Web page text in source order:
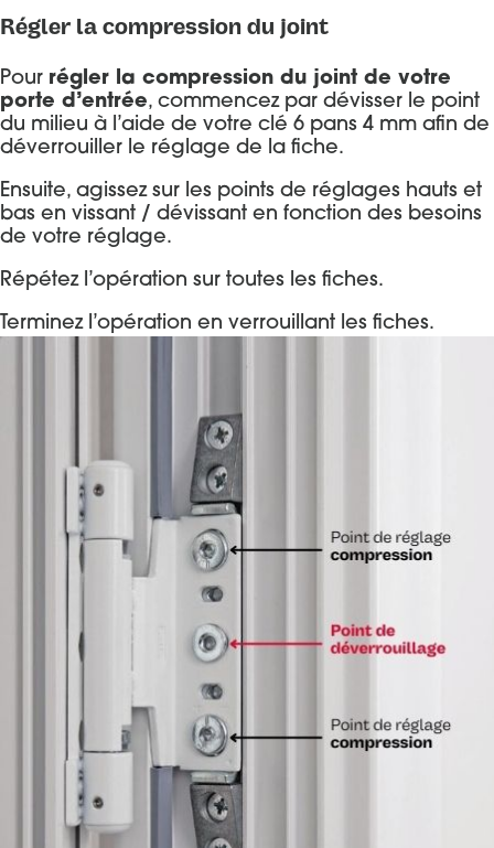
Régler la compression du joint
Pour régler la compression du joint de votre
porte d’entrée, commencez par dévisser le point
du milieu à l’aide de votre clé 6 pans 4 mm afin de
déverrouiller le réglage de la fiche.
Ensuite, agissez sur les points de réglages hauts et
bas en vissant / dévissant en fonction des besoins
de votre réglage.
Répétez l’opération sur toutes les fiches.
Terminez l’opération en verrouillant les fiches.